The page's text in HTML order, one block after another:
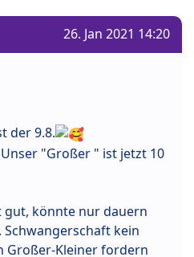
26. Jan 2021 14:20
der 9.8.
"Großer " ist jetzt 10
könnte nur dauern
Schwangerschaft kein
Großer-Kleiner fordern